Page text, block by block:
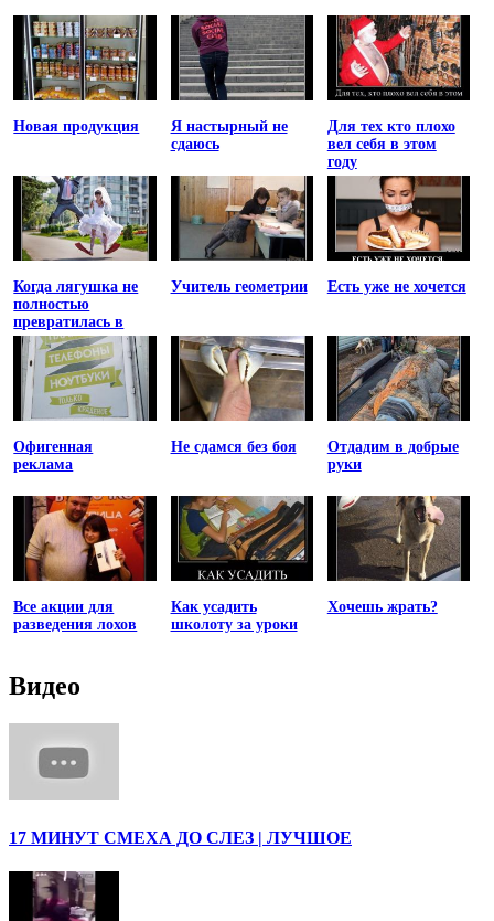
Новая продукция
Я настырный не
сдаюсь
Для тех кто плохо
вел себя в этом
году
Когда лягушка не
полностью
превратилась в
принцессу
Учитель геометрии Есть уже не хочется
Офигенная
реклама
Не сдамся без боя
Отдадим в добрые
руки
Все акции для
разведения лохов
Как усадить
школоту за уроки
Хочешь жрать?
Видео
17 МИНУТ СМЕХА ДО СЛЕЗ | ЛУЧШОЕ